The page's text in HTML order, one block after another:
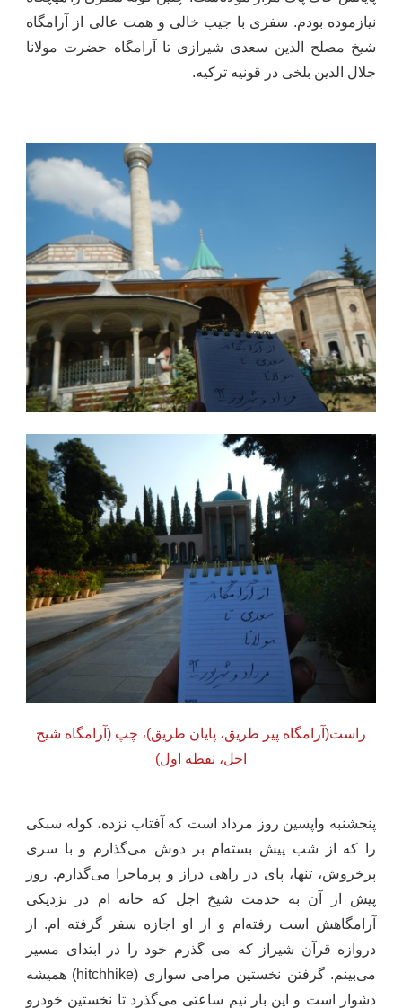
نیازموده بودم. سفری با جیب خالی و همت عالی از آرامگاه
شیخ مصلح الدین سعدی شیرازی تا آرامگاه حضرت مولانا
جلال الدین بلخی در قونیه ترکیه.
راست(آرامگاه پیر طریق، پایان طریق)، چپ (آرامگاه شیح
اجل، نقطه اول)
پنجشنبه واپسین روز مرداد است که آفتاب نزده، کوله سبکی
را که از شب پیش بسته‌ام بر دوش می‌گذارم و با سری
پرخروش، تنها، پای در راهی دراز و پرماجرا می‌گذارم. روز
پیش از آن به خدمت شیخ اجل که خانه ام در نزدیکی
آرامگاهش است رفته‌ام و از او اجازه سفر گرفته ام. از
دروازه قرآن شیراز که می گذرم خود را در ابتدای مسیر
می‌بینم. گرفتن نخستین مرامی سواری (hitchhike) همیشه
دشوار است و این بار نیم ساعتی می‌گذرد تا نخستین خودرو